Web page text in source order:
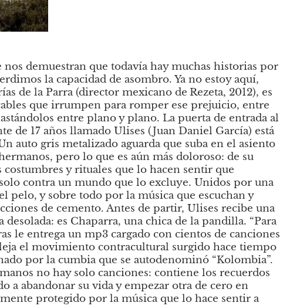
nos demuestran que todavía hay muchas historias por
la capacidad de asombro. Ya no estoy aquí,
de la Parra (director mexicano de Rezeta, 2012), es
que irrumpen para romper ese prejuicio, entre
entre plano y plano. La puerta de entrada al
de 17 años llamado Ulises (Juan Daniel García) está
auto gris metalizado aguarda que suba en el asiento
pero lo que es aún más doloroso: de su
y rituales que lo hacen sentir que
contra un mundo que lo excluye. Unidos por una
pelo, y sobre todo por la música que escuchan y
de cemento. Antes de partir, Ulises recibe una
es Chaparra, una chica de la pandilla. “Para
le entrega un mp3 cargado con cientos de canciones
el movimiento contracultural surgido hace tiempo
por la cumbia que se autodenominó “Kolombia”.
no hay solo canciones: contiene los recuerdos
a abandonar su vida y empezar otra de cero en
protegido por la música que lo hace sentir a